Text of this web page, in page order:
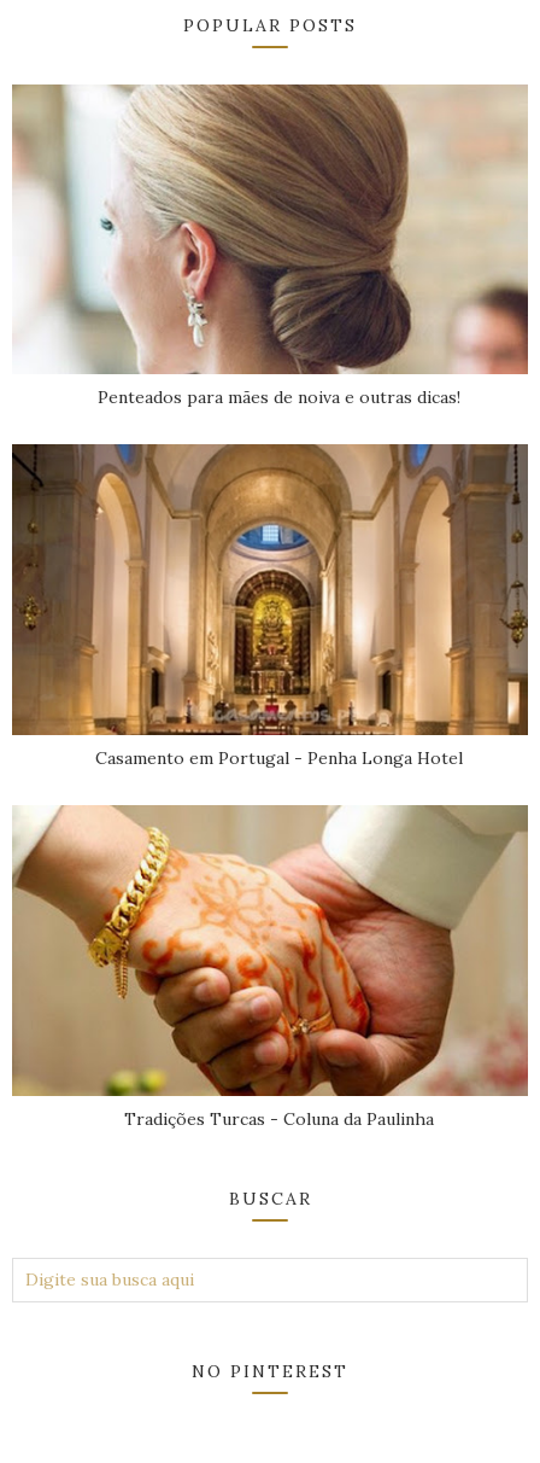
POPULAR POSTS
Penteados para mães de noiva e outras dicas!
Casamento em Portugal - Penha Longa Hotel
Tradições Turcas - Coluna da Paulinha
BUSCAR
NO PINTEREST